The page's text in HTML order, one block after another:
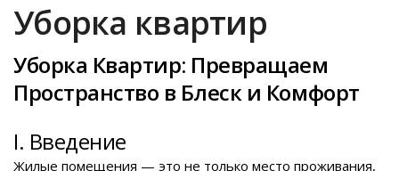
Уборка квартир
Уборка Квартир: Превращаем
Пространство в Блеск и Комфорт
I. Введение
Жилые помещения — это не только место проживания,